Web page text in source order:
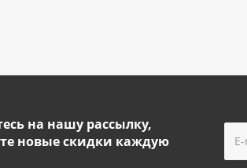
на нашу рассылку,
новые скидки каждую